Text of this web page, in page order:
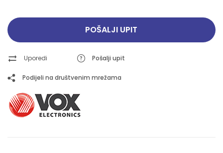
POŠALJI UPIT
Uporedi Pošalji upit
Podijeli na društvenim mrežama